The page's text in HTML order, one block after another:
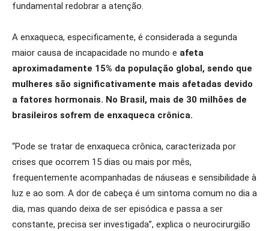
fundamental redobrar a atenção.
A enxaqueca, especificamente, é considerada a segunda
maior causa de incapacidade no mundo e afeta
aproximadamente 15% da população global, sendo que
mulheres são significativamente mais afetadas devido
a fatores hormonais. No Brasil, mais de 30 milhões de
brasileiros sofrem de enxaqueca crônica.
“Pode se tratar de enxaqueca crônica, caracterizada por
crises que ocorrem 15 dias ou mais por mês,
frequentemente acompanhadas de náuseas e sensibilidade à
luz e ao som. A dor de cabeça é um sintoma comum no dia a
dia, mas quando deixa de ser episódica e passa a ser
constante, precisa ser investigada”, explica o neurocirurgião